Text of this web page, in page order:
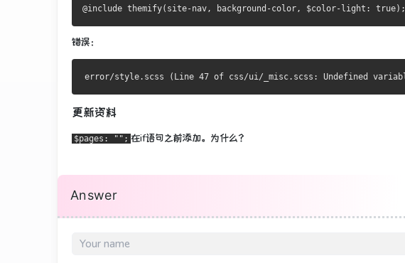
@include themify(site-nav, background-color, $color-light: true);
错误：
更新资料
$pages: ""; 在if语句之前添加。 为什么？
Answer